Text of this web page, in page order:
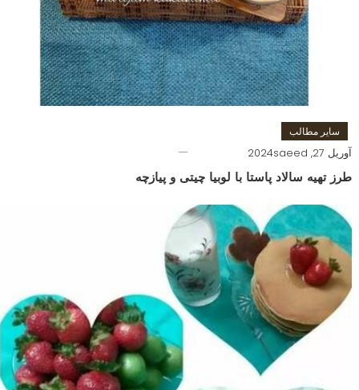
سایر مطالب
آوریل 27, 2024 saeed
طرز تهیه سالاد پاستا با لوبیا چیتی و پیازچه